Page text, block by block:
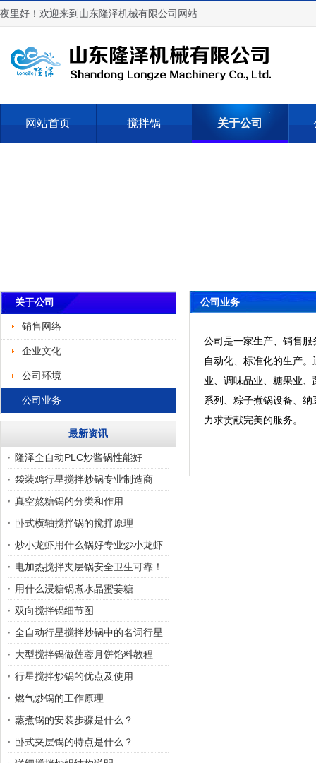
夜里好！欢迎来到山东隆泽机械有限公司网站
网站首页 搅拌锅 关于公司
关于公司
销售网络
企业文化
公司环境
公司业务
最新资讯
隆泽全自动PLC炒酱锅性能好
袋装鸡行星搅拌炒锅专业制造商
真空熬糖锅的分类和作用
卧式横轴搅拌锅的搅拌原理
炒小龙虾用什么锅好专业炒小龙虾
的锅，小龙虾搅拌炒
电加热搅拌夹层锅安全卫生可靠！
用什么浸糖锅煮水晶蜜姜糖
双向搅拌锅细节图
全自动行星搅拌炒锅中的名词行星
搅拌到底是指的什么
大型搅拌锅做莲蓉月饼馅料教程
行星搅拌炒锅的优点及使用
燃气炒锅的工作原理
蒸煮锅的安装步骤是什么？
卧式夹层锅的特点是什么？
公司业务
公司是一家生产、销售服
自动化、标准化的生产
业、调味品业、糖果业
系列、粽子煮锅设备、
力求贡献完美的服务。